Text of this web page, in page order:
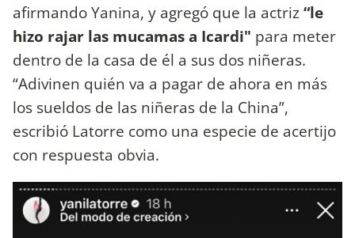
afirmando Yanina, y agregó que la actriz“le
hizo rajar las mucamas a Icardi" para meter
dentro de la casa de él a sus dos niñeras.
“Adivinen quién va a pagar de ahora en más
los sueldos de las niñeras de la China”,
escribió Latorre como una especie de acertijo
con respuesta obvia.